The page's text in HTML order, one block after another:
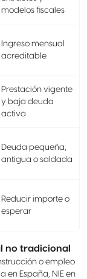
modelos fiscales
Ingreso mensual
acreditable
Prestación vigente
y baja deuda
activa
Deuda pequeña,
antigua o saldada
Reducir importe o
esperar
no tradicional
o empleo
en España, NIE en